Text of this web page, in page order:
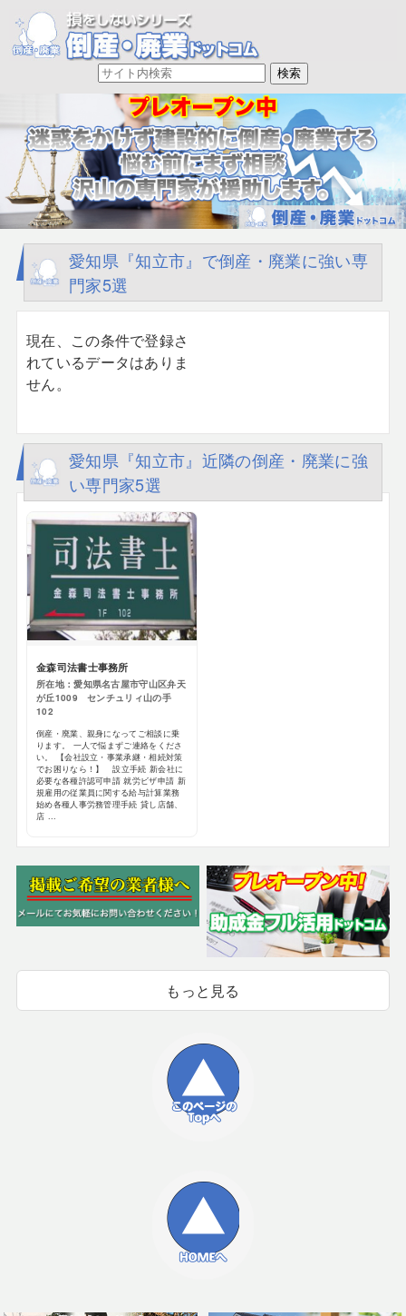
愛知県『知立市』で倒産・廃業に強い専
門家5選
現在、この条件で登録さ
れているデータはありま
せん。
愛知県『知立市』近隣の倒産・廃業に強
い専門家5選
金森司法書士事務所
所在地：愛知県名古屋市守山区弁天
が丘1009 センチュリィ山の手
102
倒産・廃業、親身になってご相談に乗
ります。 一人で悩まずご連絡をくださ
い。 【会社設立・事業承継・相続対策
でお困りなら！】 設立手続 新会社に
必要な各種許認可申請 就労ビザ申請 新
規雇用の従業員に関する給与計算業務
始め各種人事労務管理手続 貸し店舗、
店 ...
もっと見る